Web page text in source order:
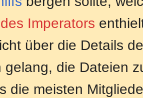
Imperators
über die Details
gelang, die Dateien
die meisten